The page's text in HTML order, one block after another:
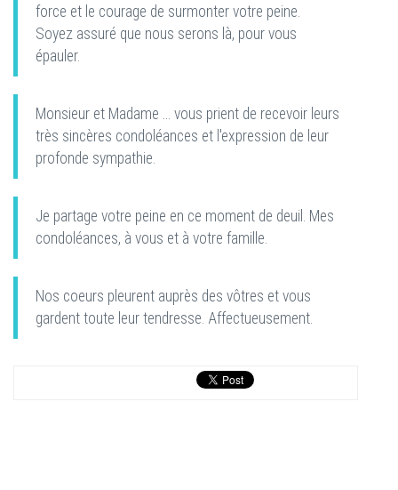
force et le courage de surmonter votre peine.
Soyez assuré que nous serons là, pour vous
épauler.
Monsieur et Madame ... vous prient de recevoir leurs
très sincères condoléances et l'expression de leur
profonde sympathie.
Je partage votre peine en ce moment de deuil. Mes
condoléances, à vous et à votre famille.
Nos coeurs pleurent auprès des vôtres et vous
gardent toute leur tendresse. Affectueusement.